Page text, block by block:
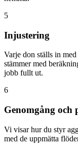
5
Injustering
Varje don ställs in
stämmer med
jobb fullt ut.
6
Genomgång och
Vi visar hur du styr
med de uppmätta